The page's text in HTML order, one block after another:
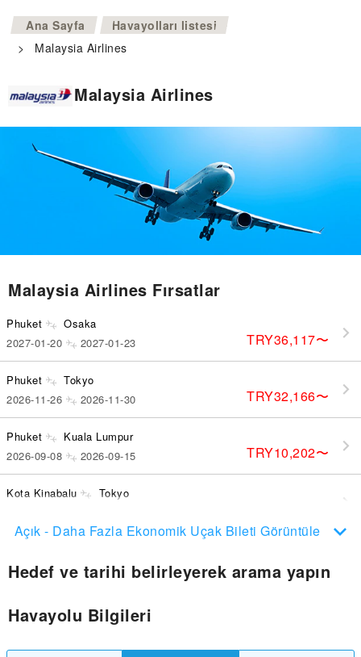
Ana Sayfa >
Havayolları listesi
>
Malaysia Airlines
Malaysia Airlines
Malaysia Airlines Fırsatlar
Phuket Osaka
TRY36,117〜
2027-01-20 2027-01-23
Phuket Tokyo
TRY32,166〜
2026-11-26 2026-11-30
Phuket Kuala Lumpur
TRY10,202〜
2026-09-08 2026-09-15
Kota Kinabalu Tokyo
Açık - Daha Fazla Ekonomik Uçak Bileti Görüntüle
Hedef ve tarihi belirleyerek arama yapın
Havayolu Bilgileri